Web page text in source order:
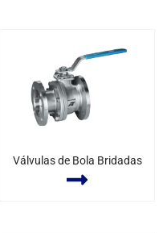
Válvulas de Bola Bridadas